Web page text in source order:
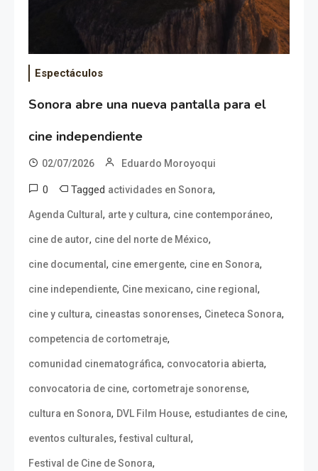
Espectáculos
Sonora abre una nueva pantalla para el
cine independiente
02/07/2026 Eduardo Moroyoqui
0 Tagged actividades en Sonora,
Agenda Cultural , arte y cultura, cine contemporáneo,
cine de autor, cine del norte de México,
cine documental , cine emergente, cine en Sonora,
cine independiente, Cine mexicano, cine regional ,
cine y cultura, cineastas sonorenses, Cineteca Sonora,
competencia de cortometraje,
comunidad cinematográfica, convocatoria abierta,
convocatoria de cine, cortometraje sonorense,
cultura en Sonora, DVL Film House, estudiantes de cine,
eventos culturales, festival cultural ,
Festival de Cine de Sonora,